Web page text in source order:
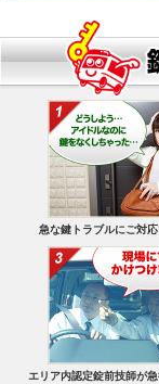
急な鍵トラブルにご対
エリア内認定錠前技師が